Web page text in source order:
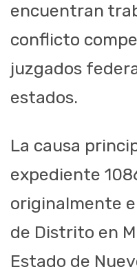
encuentran
conflicto
juzgados
estados.
La causa
expediente
originalmente
de Distrito en
Estado de